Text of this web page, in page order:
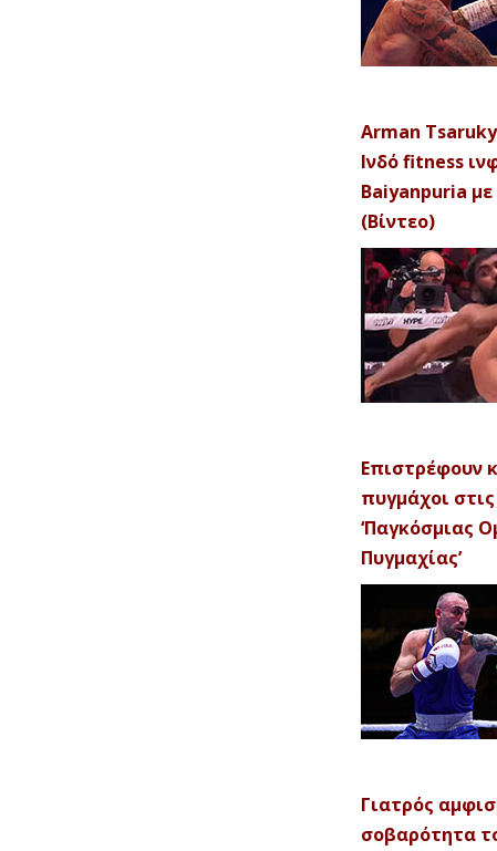
Arman
Ινδό fitness
Baiyanpuria
(Βίντεο)
Επιστρέφουν
πυγμάχοι
‘Παγκόσμιας
Πυγμαχίας’
Γιατρός
σοβαρότητα